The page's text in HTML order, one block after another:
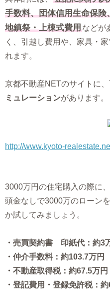
手数料、団体信用生命保
地鎮祭・上棟式費用などが
く、引越し費用や、家具・
れます。
京都不動産NETのサイトに
ミュレーションがあります。
http://www.kyoto-
3000万円の住宅購入の際に、
頭金なしで3000万のローン
か試してみましょう。
・売買契約書 印紙代：約3
・仲介手数料：約103.7万円
・不動産取得税：約67.5万円
・登記費用・登録免許税：約